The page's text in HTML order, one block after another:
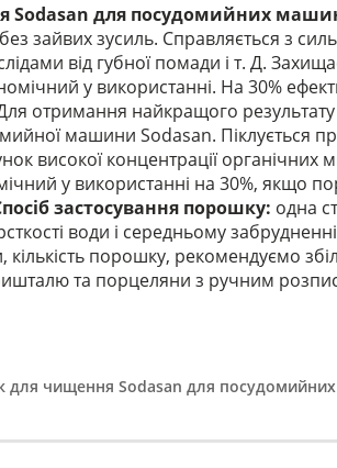
для посудомийних машин
зайвих зусиль. Справляється з
від губної помади і т. Д.
у використанні. На 30%
отримання найкращого результату
машини Sodasan. Піклується
високої концентрації
у використанні на 30%, якщо
застосування порошку: одна
води і середньому
кількість порошку, рекомендуємо
та порцеляни з ручним
для чищення Sodasan для